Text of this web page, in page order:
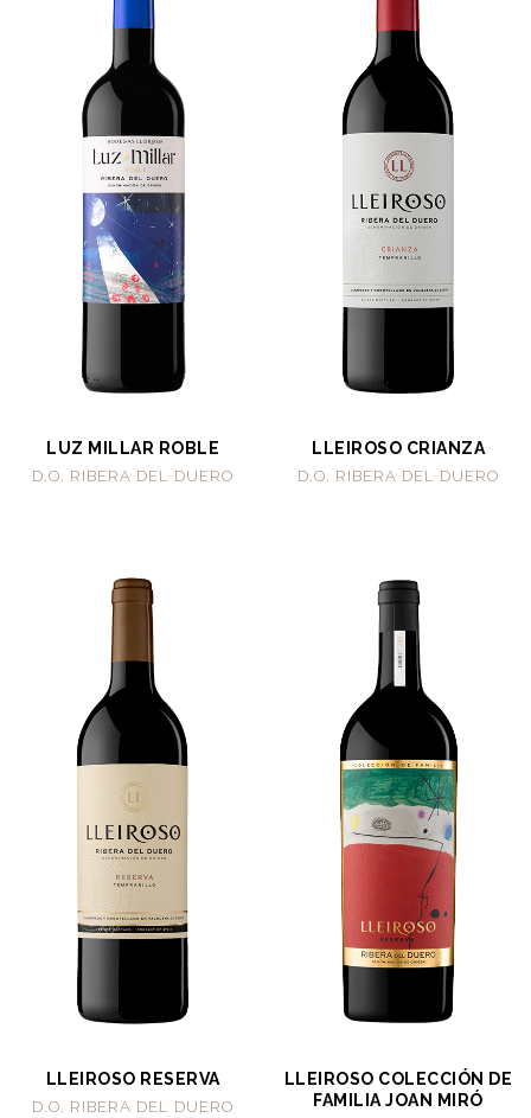
LUZ MILLAR ROBLE
D.O. RIBERA DEL DUERO
LLEIROSO CRIANZA
D.O. RIBERA DEL DUERO
LLEIROSO RESERVA
D.O. RIBERA DEL DUERO
LLEIROSO COLECCIÓN DE
FAMILIA JOAN MIRÓ